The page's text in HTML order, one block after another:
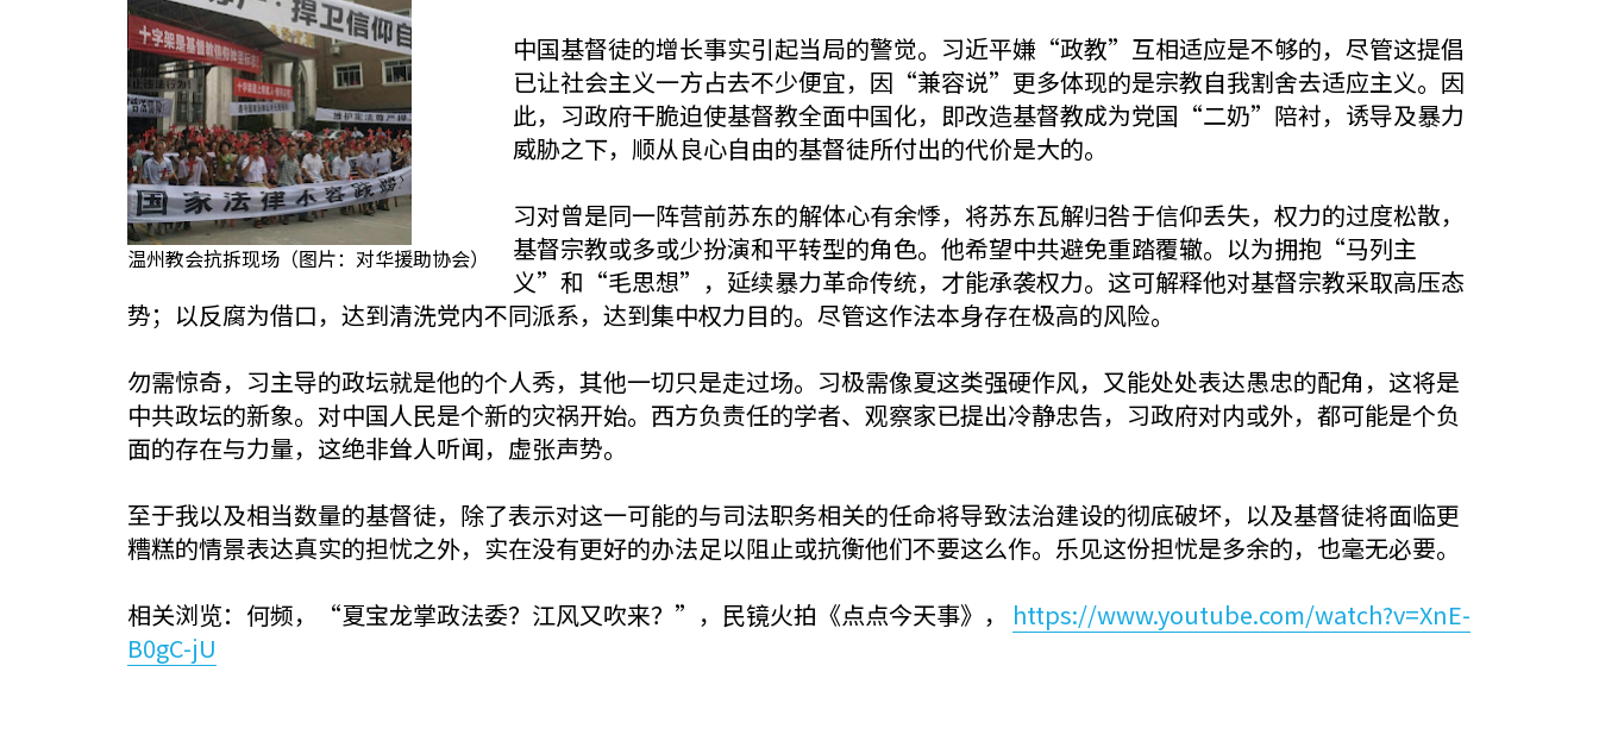
温州教会抗拆现场（图片：对华援助协会）
中国基督徒的增长事实引起当局的警觉。习近平嫌“政教”互相适应是不够的，尽管这提倡
已让社会主义一方占去不少便宜，因“兼容说”更多体现的是宗教自我割舍去适应主义。因
此，习政府干脆迫使基督教全面中国化，即改造基督教成为党国“二奶”陪衬，诱导及暴力
威胁之下，顺从良心自由的基督徒所付出的代价是大的。
习对曾是同一阵营前苏东的解体心有余悸，将苏东瓦解归咎于信仰丢失，权力的过度松散，
基督宗教或多或少扮演和平转型的角色。他希望中共避免重踏覆辙。以为拥抱“马列主
义”和“毛思想”，延续暴力革命传统，才能承袭权力。这可解释他对基督宗教采取高压态
势；以反腐为借口，达到清洗党内不同派系，达到集中权力目的。尽管这作法本身存在极高的风险。
勿需惊奇，习主导的政坛就是他的个人秀，其他一切只是走过场。习极需像夏这类强硬作风，又能处处表达愚忠的配角，这将是
中共政坛的新象。对中国人民是个新的灾祸开始。西方负责任的学者、观察家已提出冷静忠告，习政府对内或外，都可能是个负
面的存在与力量，这绝非耸人听闻，虚张声势。
至于我以及相当数量的基督徒，除了表示对这一可能的与司法职务相关的任命将导致法治建设的彻底破坏，以及基督徒将面临更
糟糕的情景表达真实的担忧之外，实在没有更好的办法足以阻止或抗衡他们不要这么作。乐见这份担忧是多余的，也毫无必要。
相关浏览：何频，“夏宝龙掌政法委？江风又吹来？”，民镜火拍《点点今天事》， https://www.youtube.com/watch?v=XnE-
B0gC-jU